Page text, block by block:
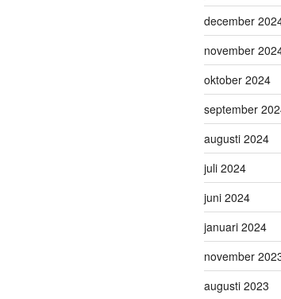
december
november
oktober 2024
september
augusti 2024
juli 2024
juni 2024
januari 2024
november
augusti 2023